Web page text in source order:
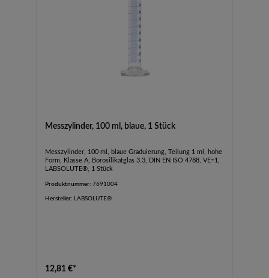
Messzylinder, 100 ml, blaue, 1 Stück
Messzylinder, 100 ml, blaue Graduierung, Teilung 1 ml, hohe
Form, Klasse A, Borosilikatglas 3.3, DIN EN ISO 4788, VE=1,
LABSOLUTE®, 1 Stück
Produktnummer: 7691004
Hersteller: LABSOLUTE®
12,81 €*